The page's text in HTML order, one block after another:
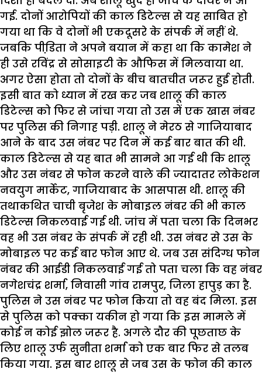
गई. दोनों आरोपियों की काल डिटेल्स से यह साबित हो
गया था कि वे दोनों भी एकदूसरे के संपर्क में नहीं थे.
जबकि पीडि़ता ने अपने बयान में कहा था कि कामेश ने
ही उसे रविंद्र से सोसाइटी के औफिस में मिलवाया था.
अगर ऐसा होता तो दोनों के बीच बातचीत जरूर हुई होती.
इसी बात को ध्यान में रख कर जब शालू की काल
डिटेल्स को फिर से जांचा गया तो उस में एक खास नंबर
पर पुलिस की निगाह पड़ी. शालू ने मेरठ से गाजियाबाद
आने के बाद उस नंबर पर दिन में कई बार बात की थी.
काल डिटेल्स से यह बात भी सामने आ गई थी कि शालू
और उस नंबर से फोन करने वाले की ज्यादातर लोकेशन
नवयुग मार्केट, गाजियाबाद के आसपास थी. शालू की
तथाकथित चाची बृजेश के मोबाइल नंबर की भी काल
डिटेल्स निकलवाई गई थी. जांच में पता चला कि दिनभर
वह भी उस नंबर के संपर्क में रही थी. उस नंबर से उस के
मोबाइल पर कई बार फोन आए थे. जब उस संदिग्ध फोन
नंबर की आईडी निकलवाई गई तो पता चला कि वह नंबर
नगेशचंद्र शर्मा, निवासी गांव रामपुर, जिला हापुड़ का है.
पुलिस ने उस नंबर पर फोन किया तो वह बंद मिला. इस
से पुलिस को पक्का यकीन हो गया कि इस मामले में
कोई न कोई झोल जरूर है. अगले दौर की पूछताछ के
लिए शालू उर्फ सुनीता शर्मा को एक बार फिर से तलब
किया गया. इस बार शालू से जब उस के फोन की काल